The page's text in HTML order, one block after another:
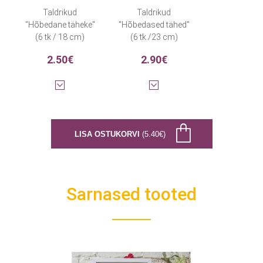
Taldrikud
"Hõbedane täheke"
(6 tk / 18 cm)
2.50€
Taldrikud
"Hõbedased tähed"
(6 tk./23 cm)
2.90€
LISA OSTUKORVI (5.40€)
Sarnased tooted